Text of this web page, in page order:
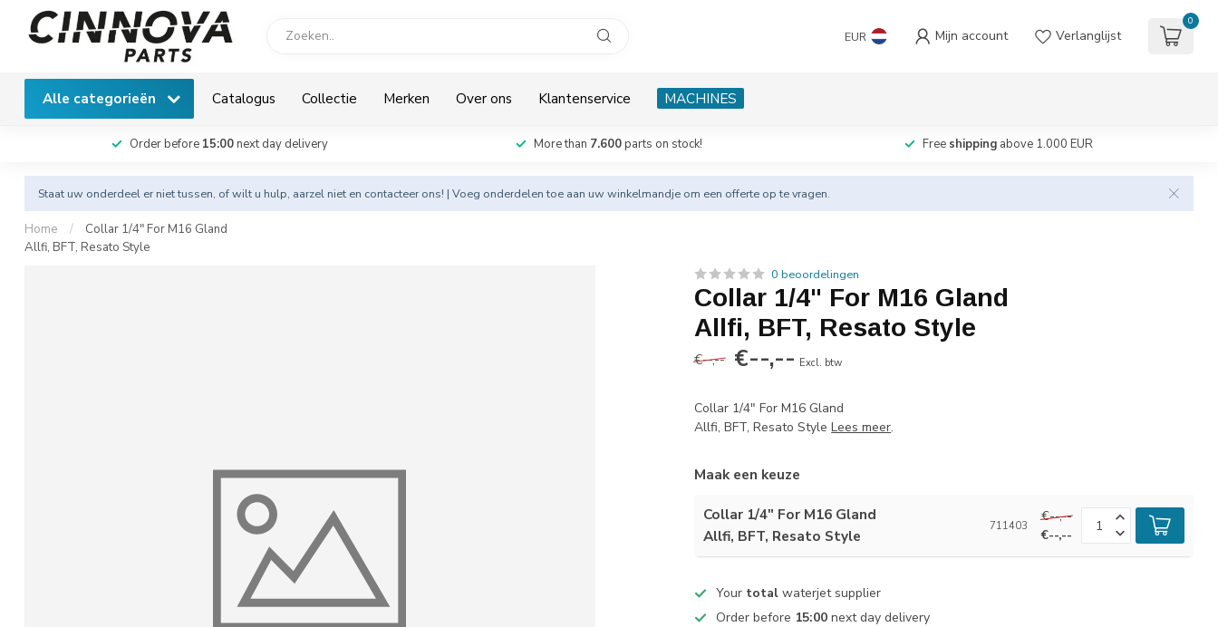
EUR Mijn account Verlanglijst
0
Alle categorieën Catalogus Collectie Merken Over ons Klantenservice MACHINES
Order before 15:00next day delivery More than 7.600parts on stock! Free shipping above 1.000 EUR
Staat uw onderdeel er niet tussen, of wilt u hulp, aarzel niet en contacteer ons! | Voeg onderdelen toe aan uw winkelmandje om een offerte op te vragen.
Home /
Collar 1/4" For M16 Gland
Allfi, BFT, Resato Style
0 beoordelingen
Collar 1/4" For M16 Gland
Allfi, BFT, Resato Style
€--,-- €--,-- Excl. btw
Collar 1/4" For M16 Gland
Allfi, BFT, Resato StyleLees meer.
Maak een keuze
Collar 1/4" For M16 Gland
Allfi, BFT, Resato Style
711403
€--,--
€--,--
Your total waterjet supplier
Order before 15:00 next day delivery